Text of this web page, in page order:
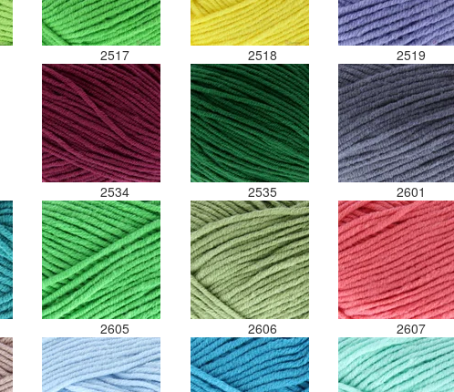
2517 2518 2519
2534 2535 2601
2605 2606 2607